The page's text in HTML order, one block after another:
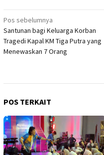
Navigasi
pos
Pos sebelumnya
Santunan bagi Keluarga Korban
Tragedi Kapal KM Tiga Putra yang
Menewaskan 7 Orang
POS TERKAIT